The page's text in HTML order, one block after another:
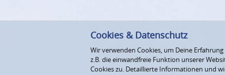
Cookies & Datenschutz
Wir verwenden Cookies, um Deine
z.B. die einwandfreie Funktion unserer
Cookies zu. Detaillierte Informationen und